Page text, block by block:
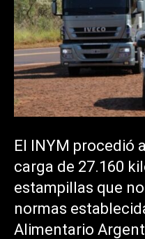
El INYM procedió
carga de 27.160
estampillas que
normas
Alimentario